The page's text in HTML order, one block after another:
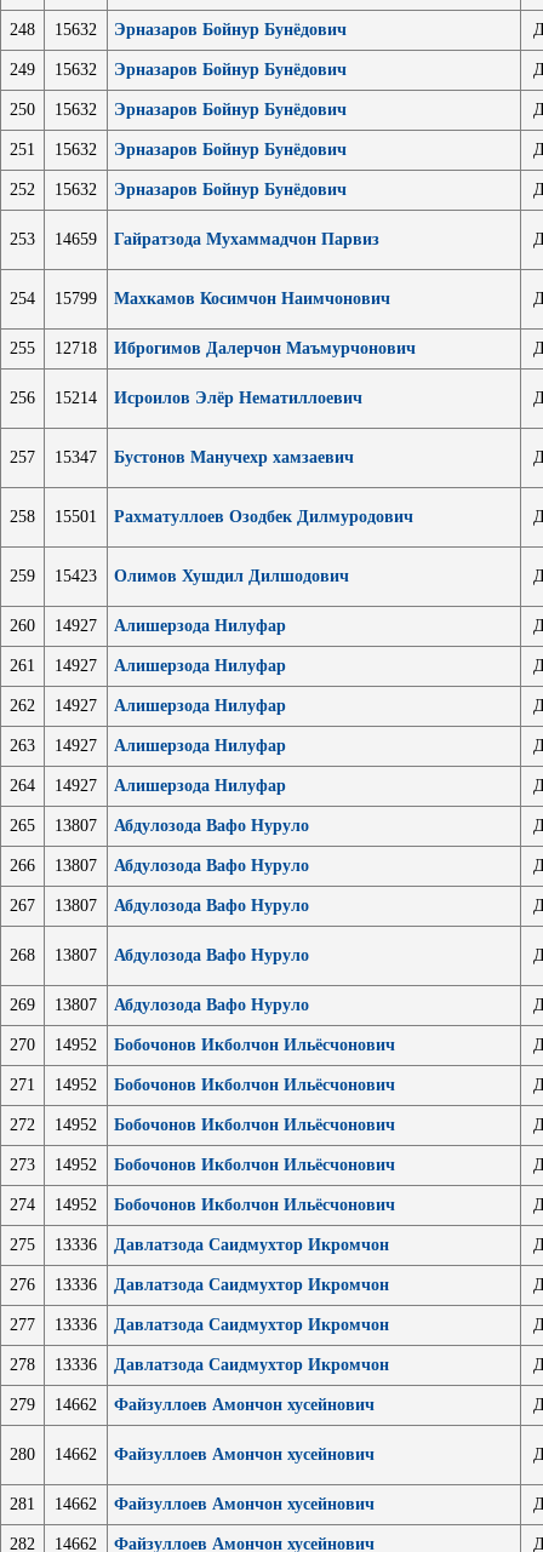
248 15632 Эрназаров Бойнур Бунёдович
249 15632 Эрназаров Бойнур Бунёдович
250 15632 Эрназаров Бойнур Бунёдович
251 15632 Эрназаров Бойнур Бунёдович
252 15632 Эрназаров Бойнур Бунёдович
253 14659 Гайратзода Мухаммадчон Парвиз
254 15799 Махкамов Косимчон Наимчонович
255 12718 Иброгимов Далерчон Маъмурчонович
256 15214 Исроилов Элёр Нематиллоевич
257 15347 Бустонов Манучехр хамзаевич
258 15501 Рахматуллоев Озодбек Дилмуродович
259 15423 Олимов Хушдил Дилшодович
260 14927 Алишерзода Нилуфар
261 14927 Алишерзода Нилуфар
262 14927 Алишерзода Нилуфар
263 14927 Алишерзода Нилуфар
264 14927 Алишерзода Нилуфар
265 13807 Абдулозода Вафо Нуруло
266 13807 Абдулозода Вафо Нуруло
267 13807 Абдулозода Вафо Нуруло
268 13807 Абдулозода Вафо Нуруло
269 13807 Абдулозода Вафо Нуруло
270 14952 Бобочонов Икболчон Ильёсчонович
271 14952 Бобочонов Икболчон Ильёсчонович
272 14952 Бобочонов Икболчон Ильёсчонович
273 14952 Бобочонов Икболчон Ильёсчонович
274 14952 Бобочонов Икболчон Ильёсчонович
275 13336 Давлатзода Саидмухтор Икромчон
276 13336 Давлатзода Саидмухтор Икромчон
277 13336 Давлатзода Саидмухтор Икромчон
278 13336 Давлатзода Саидмухтор Икромчон
279 14662 Файзуллоев Амончон хусейнович
280 14662 Файзуллоев Амончон хусейнович
281 14662 Файзуллоев Амончон хусейнович
282 14662 Файзуллоев Амончон хусейнович